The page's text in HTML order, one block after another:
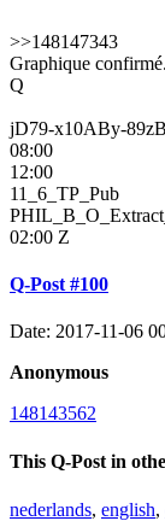
>>148147343
Graphique confirmé.
Q
jD79-x10ABy-
08:00
12:00
11_6_TP_Pub
02:00 Z
Q-Post #100
Date: 2017-11-06
Anonymous
148143562
This Q-Post in
nederlands, english,